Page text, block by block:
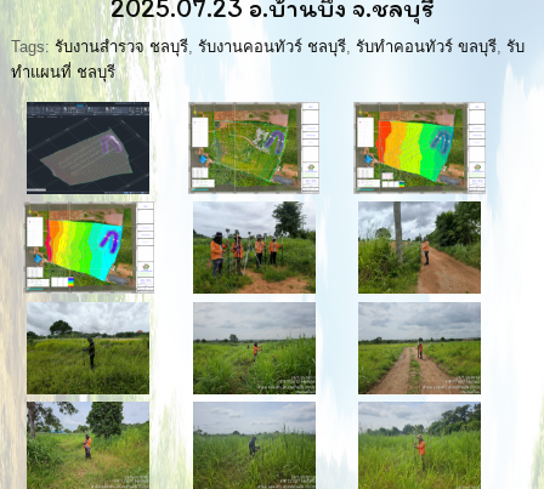
2025.07.23 อ.บ้านบึง จ.ชลบุรี
Tags: รับงานสำรวจ ชลบุรี, รับงานคอนทัวร์ ชลบุรี, รับทำคอนทัวร์ ขลบุรี, รับ
ทำแผนที่ ชลบุรี